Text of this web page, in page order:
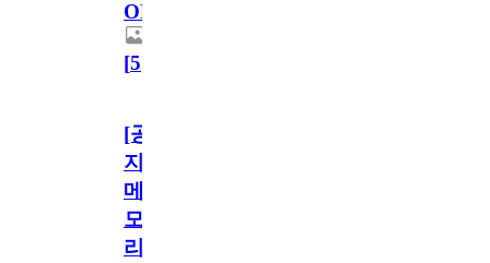
OPEN!
[5]
[공
지]
메
모
리